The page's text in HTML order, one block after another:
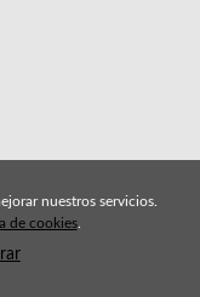
de privacidad
nuestros servicios.
de cookies.